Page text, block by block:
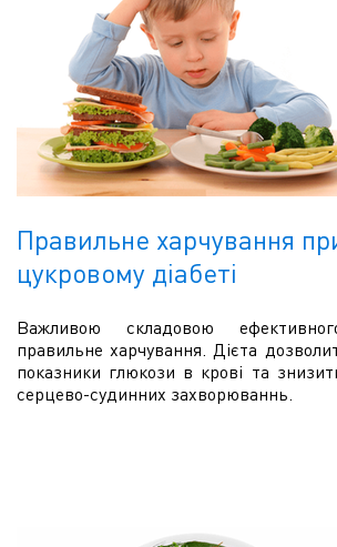
Правильне харчування
цукровому діабеті
Важливою складовою
правильне харчування. Дієта
показники глюкози в крові та
серцево-судинних захворюваннь.